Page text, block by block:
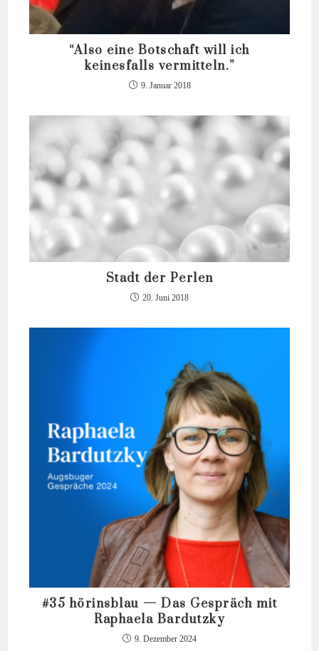
“Also eine Botschaft will ich
keinesfalls vermitteln.”
9. Januar 2018
Stadt der Perlen
20. Juni 2018
#35 hörinsblau — Das Gespräch mit
Raphaela Bardutzky
9. Dezember 2024